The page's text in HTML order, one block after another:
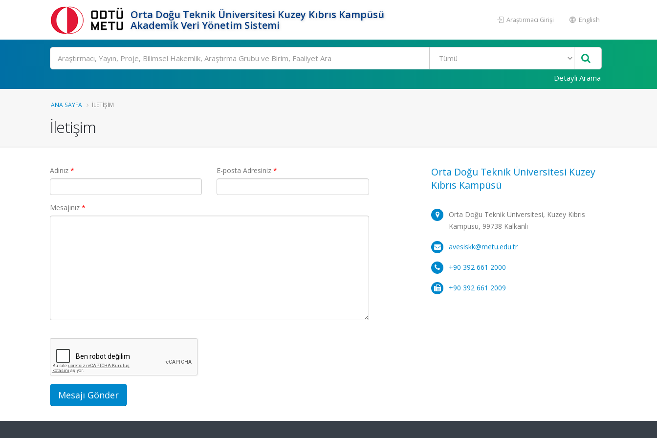
Orta Doğu Teknik Üniversitesi Kuzey Kıbrıs Kampüsü
Akademik Veri Yönetim Sistemi
Araştırmacı Girişi English
Ara
Detaylı Arama
ANA SAYFA İLETIŞIM
İletişim
Adınız * E-posta Adresiniz *
Mesajınız *
Mesajı Gönder
Orta Doğu Teknik Üniversitesi Kuzey
Kıbrıs Kampüsü
Orta Doğu Teknik Üniversitesi, Kuzey Kıbrıs
Kampusu, 99738 Kalkanlı
avesiskk@metu.edu.tr
+90 392 661 2000
+90 392 661 2009